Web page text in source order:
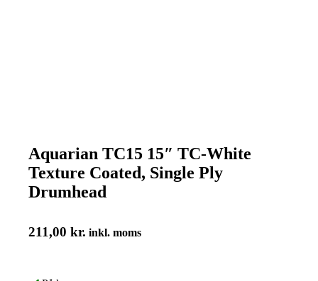
Aquarian TC15 15″ TC-White
Texture Coated, Single Ply
Drumhead
211,00 kr. inkl. moms